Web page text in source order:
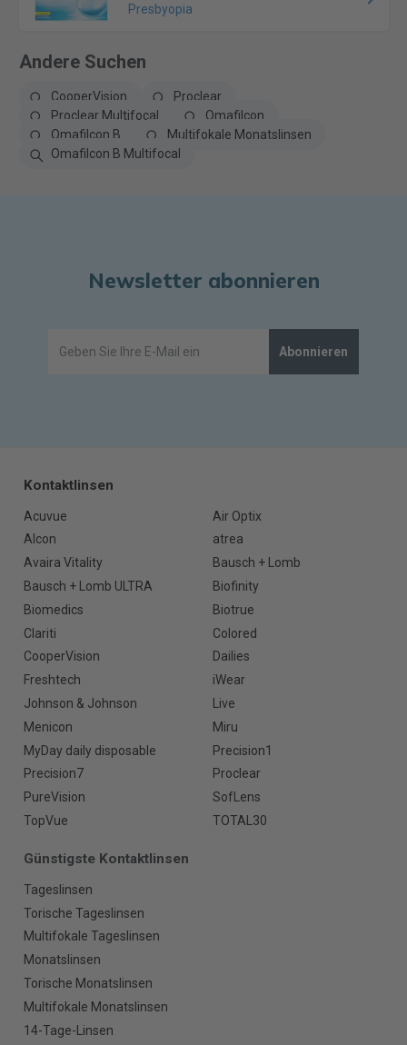
Presbyopia
Andere Suchen
CooperVision
Proclear
Proclear Multifocal
Omafilcon
Omafilcon B
Multifokale Monatslinsen
Omafilcon B Multifocal
Newsletter abonnieren
Abonnieren
Kontaktlinsen
Acuvue
Air Optix
Alcon
atrea
Avaira Vitality
Bausch + Lomb
Bausch + Lomb ULTRA
Biofinity
Biomedics
Biotrue
Clariti
Colored
CooperVision
Dailies
Freshtech
iWear
Johnson & Johnson
Live
Menicon
Miru
MyDay daily disposable
Precision1
Precision7
Proclear
PureVision
SofLens
TopVue
TOTAL30
Günstigste Kontaktlinsen
Tageslinsen
Torische Tageslinsen
Multifokale Tageslinsen
Monatslinsen
Torische Monatslinsen
Multifokale Monatslinsen
14-Tage-Linsen